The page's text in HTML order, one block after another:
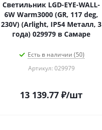
Светильник LGD-EYE-WALL-
6W Warm3000 (GR, 117 deg,
230V) (Arlight, IP54 Металл, 3
года) 029979 в Самаре
Есть в наличии (50)
Артикул: 029979
13 139.77 ₽/шт